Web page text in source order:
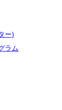
ー)
ラム